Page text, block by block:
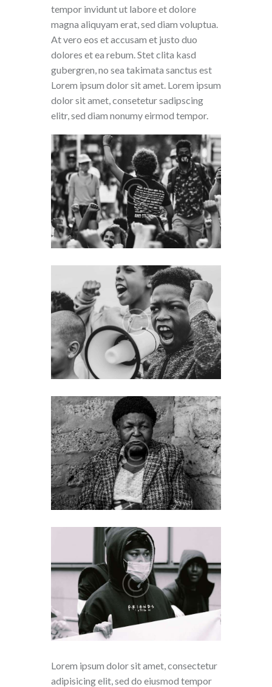
tempor invidunt ut labore et dolore
magna aliquyam erat, sed diam voluptua.
At vero eos et accusam et justo duo
dolores et ea rebum. Stet clita kasd
gubergren, no sea takimata sanctus est
Lorem ipsum dolor sit amet. Lorem ipsum
dolor sit amet, consetetur sadipscing
elitr, sed diam nonumy eirmod tempor.
Lorem ipsum dolor sit amet, consectetur
adipisicing elit, sed do eiusmod tempor